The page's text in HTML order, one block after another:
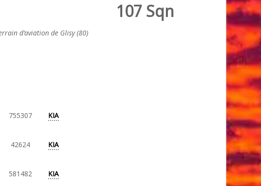
107 Sqn
d’aviation de Glisy (80)
755307 KIA
42624 KIA
581482 KIA